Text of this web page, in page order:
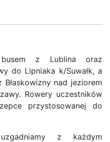
busem z Lublina oraz
do Lipniaka k/Suwałk, a
nad jeziorem
Rowery uczestników
przystosowanej do
z każdym